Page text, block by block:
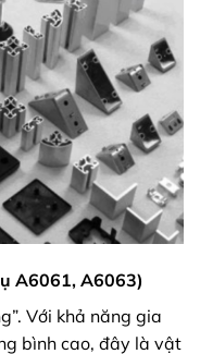
A6061, A6063)
Với khả năng gia
bình cao, đây là vật